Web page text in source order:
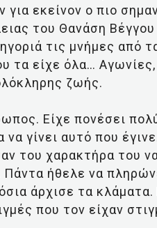
εκείνον ο πιο
του Θανάση Βέγγου
τις μνήμες από
τα είχε όλα… Αγωνίες,
ζωής.
Είχε πονέσει
γίνει αυτό που
του χαρακτήρα του
ήθελε να
άρχισε τα κλάματα.
που τον είχαν